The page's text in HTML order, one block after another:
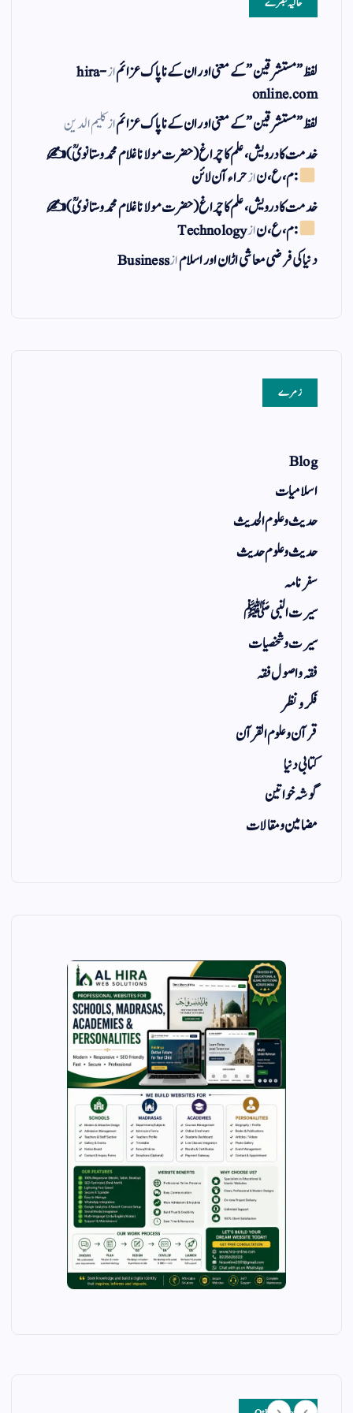
حالیہ تبصرے
لفظ ” مستشرقین ” کے معنی اور ان کے نا پاک عزائمازhira-
online.com
لفظ ” مستشرقین ” کے معنی اور ان کے نا پاک عزائمازکلیم الدین
خدمت کا درویش، علم کا چراغ(حضرت مولانا غلام محمد وستانویؒ)✍
: م ، ع ، نازحراء آن لائن
خدمت کا درویش، علم کا چراغ(حضرت مولانا غلام محمد وستانویؒ)✍
: م ، ع ، نازTechnology
دنیا کی فرضی معاشی اڑان اور اسلامازBusiness
زمرے
Blog
اسلامیات
حدیث و علوم الحدیث
حدیث و علوم حدیث
سفر نامہ
سیرت النبی ﷺ
سیرت و شخصیات
فقہ و اصول فقہ
فکر و نظر
قرآن و علوم القرآن
کتابی دنیا
گوشہ خواتین
مضامین و مقالات